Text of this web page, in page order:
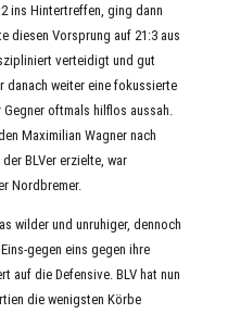
ins Hintertreffen, ging dann
diesen Vorsprung auf 21:3 aus
verteidigt und gut
danach weiter eine fokussierte
oftmals hilflos aussah.
Maximilian Wagner nach
BLVer erzielte, war
Nordbremer.
wilder und unruhiger, dennoch
gegen eins gegen ihre
auf die Defensive. BLV hat nun
die wenigsten Körbe